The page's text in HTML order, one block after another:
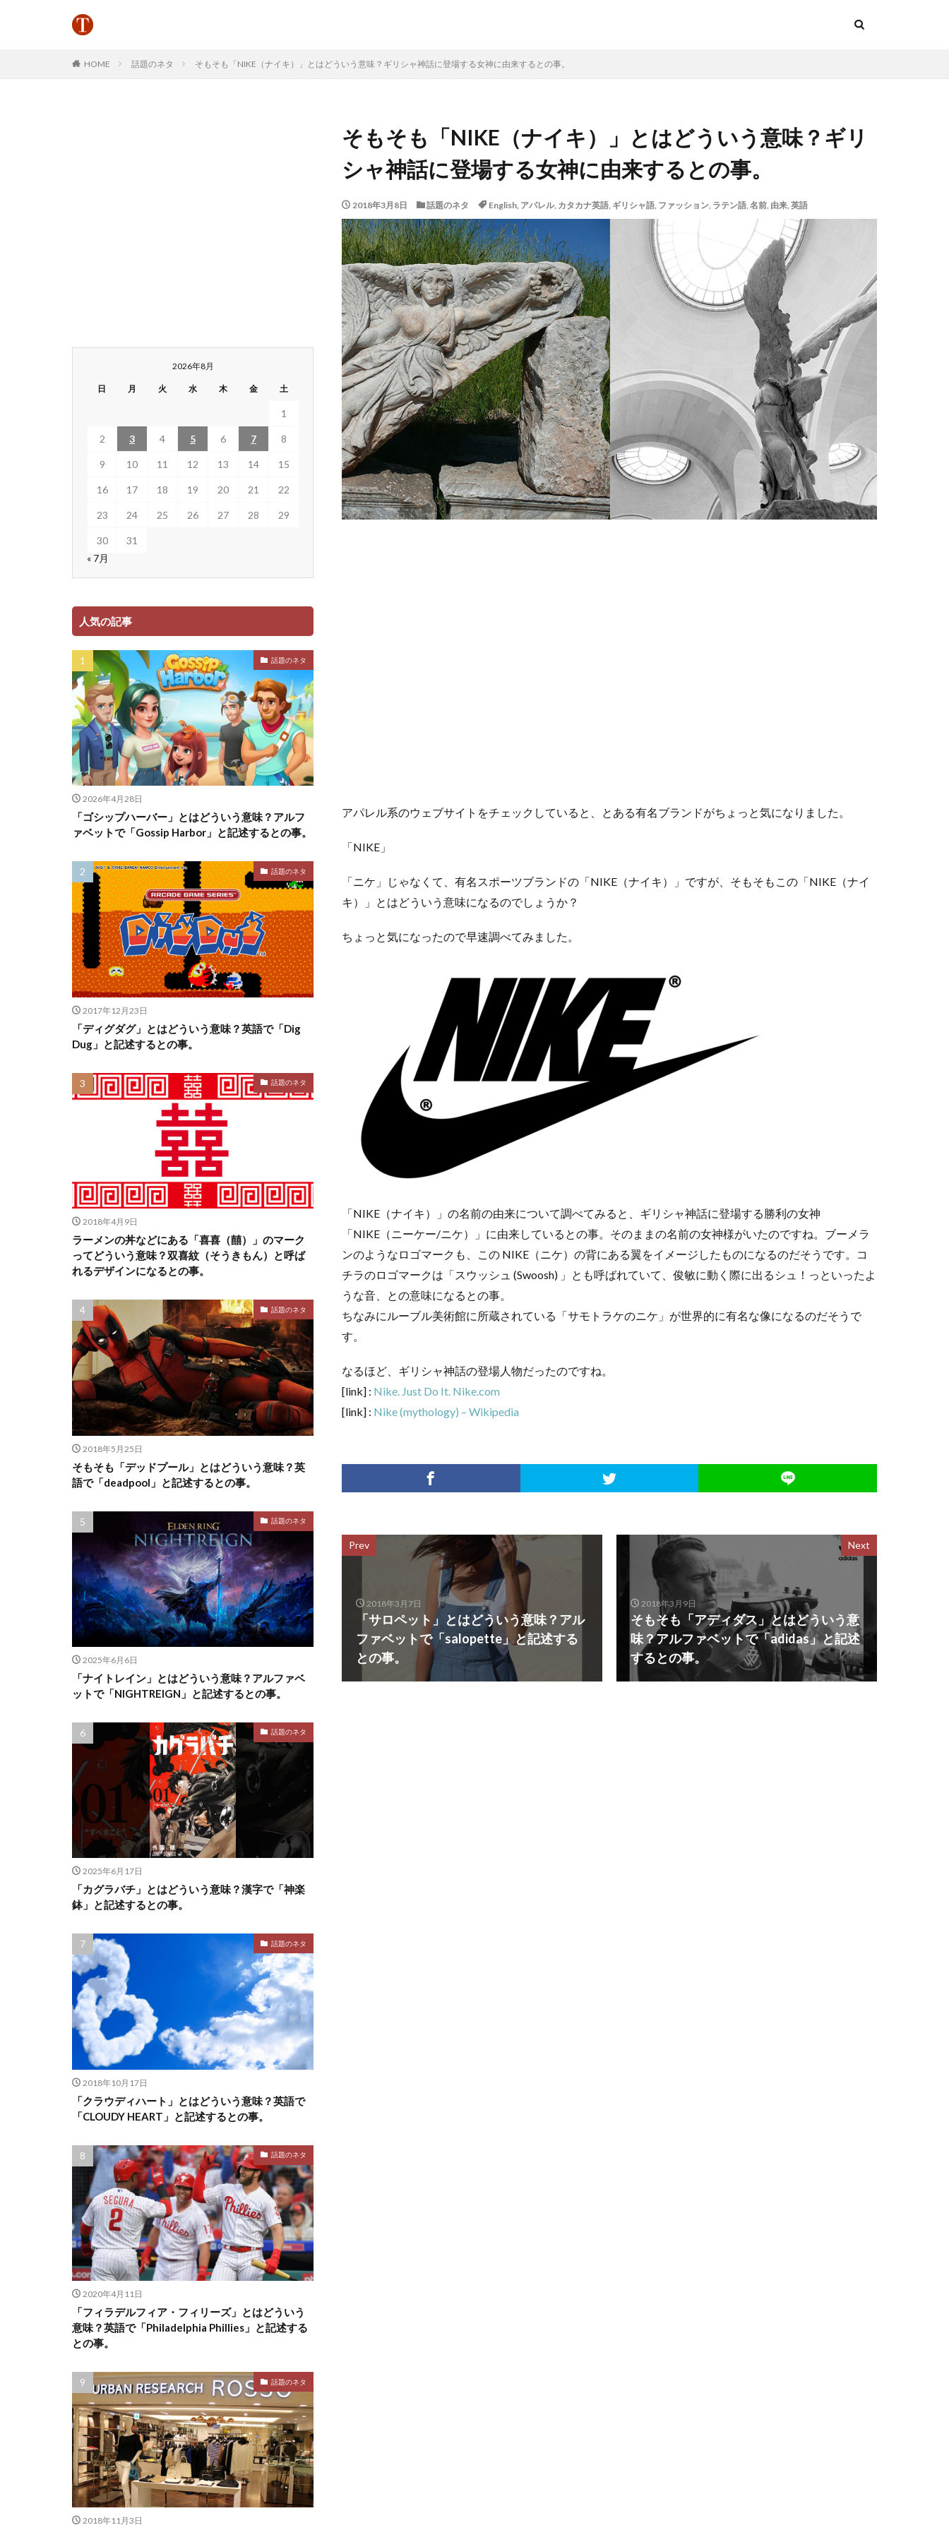
HOME 話題のネタ そもそも「NIKE（ナイキ）」とはどういう意味？ギリシャ神話に登場する女神に由来するとの事。
そもそも「NIKE（ナイキ）」とはどういう意味？ギリ
シャ神話に登場する女神に由来するとの事。
2018年3月8日 話題のネタ English, アパレル, カタカナ英語, ギリシャ語, ファッション, ラテン語, 名前, 由来, 英語
アパレル系のウェブサイトをチェックしていると、とある有名ブランドがちょっと気になりました。
「NIKE」
「ニケ」じゃなくて、有名スポーツブランドの「NIKE（ナイキ）」ですが、そもそもこの「NIKE（ナイ
キ）」とはどういう意味になるのでしょうか？
ちょっと気になったので早速調べてみました。
「NIKE（ナイキ）」の名前の由来について調べてみると、ギリシャ神話に登場する勝利の女神
「NIKE（ニーケー/ニケ）」に由来しているとの事。そのままの名前の女神様がいたのですね。ブーメラ
ンのようなロゴマークも、この NIKE（ニケ）の背にある翼をイメージしたものになるのだそうです。コ
チラのロゴマークは「スウッシュ (Swoosh) 」とも呼ばれていて、俊敏に動く際に出るシュ！っといったよ
うな音、との意味になるとの事。
ちなみにルーブル美術館に所蔵されている「サモトラケのニケ」が世界的に有名な像になるのだそうで
す。
なるほど、ギリシャ神話の登場人物だったのですね。
[link] : Nike. Just Do It. Nike.com
[link] : Nike (mythology) – Wikipedia
Prev
2018年3月7日
「サロペット」とはどういう意味？アル
ファベットで「salopette」と記述する
との事。
Next
2018年3月9日
そもそも「アディダス」とはどういう意
味？アルファベットで「adidas」と記述
するとの事。
2026年8月
日 月 火 水 木 金 土
1
2 3 4 5 6 7 8
9 10 11 12 13 14 15
16 17 18 19 20 21 22
23 24 25 26 27 28 29
30
31
« 7月
人気の記事
話題のネタ
2026年4月28日
「ゴシップハーバー」とはどういう意味？アルフ
ァベットで「Gossip Harbor」と記述するとの事。
話題のネタ
2017年12月23日
「ディグダグ」とはどういう意味？英語で「Dig
Dug」と記述するとの事。
話題のネタ
2018年4月9日
ラーメンの丼などにある「喜喜（囍）」のマーク
ってどういう意味？双喜紋（そうきもん）と呼ば
れるデザインになるとの事。
話題のネタ
2018年5月25日
そもそも「デッドプール」とはどういう意味？英
語で「deadpool」と記述するとの事。
話題のネタ
2025年6月6日
「ナイトレイン」とはどういう意味？アルファベ
ットで「NIGHTREIGN」と記述するとの事。
話題のネタ
2025年6月17日
「カグラバチ」とはどういう意味？漢字で「神楽
鉢」と記述するとの事。
話題のネタ
2018年10月17日
「クラウディハート」とはどういう意味？英語で
「CLOUDY HEART」と記述するとの事。
話題のネタ
2020年4月11日
「フィラデルフィア・フィリーズ」とはどういう
意味？英語で「Philadelphia Phillies」と記述する
との事。
話題のネタ
2018年11月3日